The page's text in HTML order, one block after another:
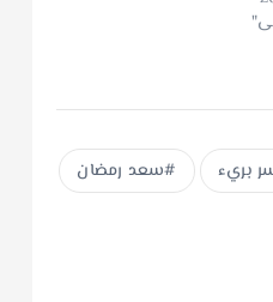
بريء سعد رمضان